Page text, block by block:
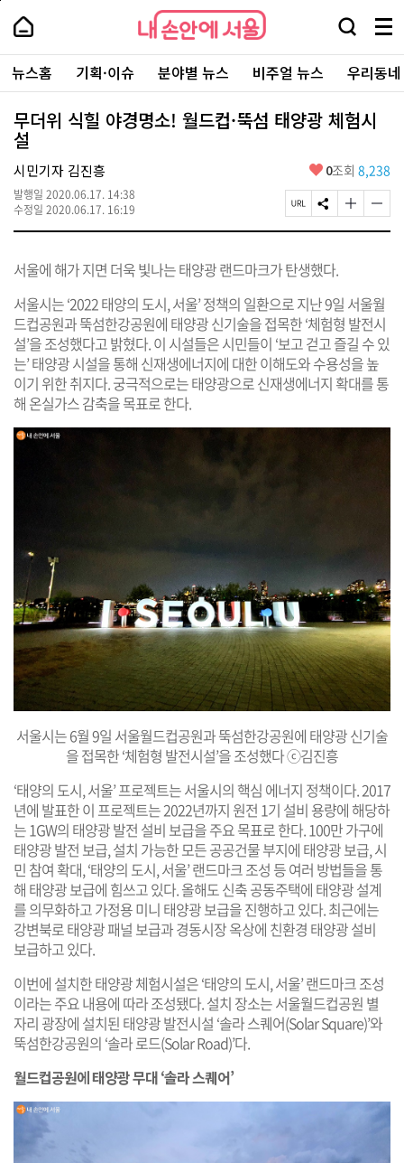
본
로
가
내
손
안
에
서
울
-
서
울
시
대
표
소
통
포
내
손
에
울
검
창
열
기
메
뉴
전
체
보
주
요
서
뉴스홈 기획·이슈 분야별 뉴스 비주얼 뉴스 우리동
무더위 식힐 야경명소! 월드컵·뚝섬 태양광 체험시
설
시민기자 김진흥
발행일 2020.06.17. 14:38
수정일 2020.06.17. 16:19
좋
요
0조회 8,238
페
이
R
복
사
S
N
유
기
글
자
변
경
하
기
글
자
변
경
하
기
서울에 해가 지면 더욱 빛나는 태양광 랜드마크가 탄생했다.
서울시는 ‘2022 태양의 도시, 서울’ 정책의 일환으로 지난 9일 서울월
드컵공원과 뚝섬한강공원에 태양광 신기술을 접목한 ‘체험형 발전시
설’을 조성했다고 밝혔다. 이 시설들은 시민들이 ‘보고 걷고 즐길 수 있
는’ 태양광 시설을 통해 신재생에너지에 대한 이해도와 수용성을 높
이기 위한 취지다. 궁극적으로는 태양광으로 신재생에너지 확대를 통
해 온실가스 감축을 목표로 한다.
서울시는 6월9일 서울월드컵공원과 뚝섬한강공원에 태양광 신기술
을 접목한‘체험형 발전시설’을 조성했다ⓒ김진흥
‘태양의 도시, 서울’ 프로젝트는 서울시의 핵심 에너지 정책이다. 2017
년에 발표한 이 프로젝트는 2022년까지 원전 1기 설비 용량에 해당하
는 1GW의 태양광 발전 설비 보급을 주요 목표로 한다. 100만 가구에
태양광 발전 보급, 설치 가능한 모든 공공건물 부지에 태양광 보급, 시
민 참여 확대, ‘태양의 도시, 서울’ 랜드마크 조성 등 여러 방법들을 통
해 태양광 보급에 힘쓰고 있다. 올해도 신축 공동주택에 태양광 설계
를 의무화하고 가정용 미니 태양광 보급을 진행하고 있다. 최근에는
강변북로 태양광 패널 보급과 경동시장 옥상에 친환경 태양광 설비
보급하고 있다.
이번에 설치한 태양광 체험시설은 ‘태양의 도시, 서울’ 랜드마크 조성
이라는 주요 내용에 따라 조성됐다. 설치 장소는 서울월드컵공원 별
자리 광장에 설치된 태양광 발전시설 ‘솔라 스퀘어(Solar Square)’와
뚝섬한강공원의 ‘솔라 로드(Solar Road)’다.
월드컵공원에 태양광 무대 ‘솔라 스퀘어’
페
상
단
로